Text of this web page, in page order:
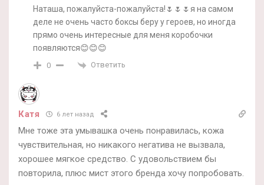
Наташа, пожалуйста-пожалуйста!🌷🌷🌷я на самом
деле не очень часто боксы беру у героев, но иногда
прямо очень интересные для меня коробочки
появляются😊😊😊
0 Ответить
Катя 6 лет назад
Мне тоже эта умывашка очень понравилась, кожа
чувствительная, но никакого негатива не вызвала,
хорошее мягкое средство. С удовольствием бы
повторила, плюс мист этого бренда хочу попробовать.